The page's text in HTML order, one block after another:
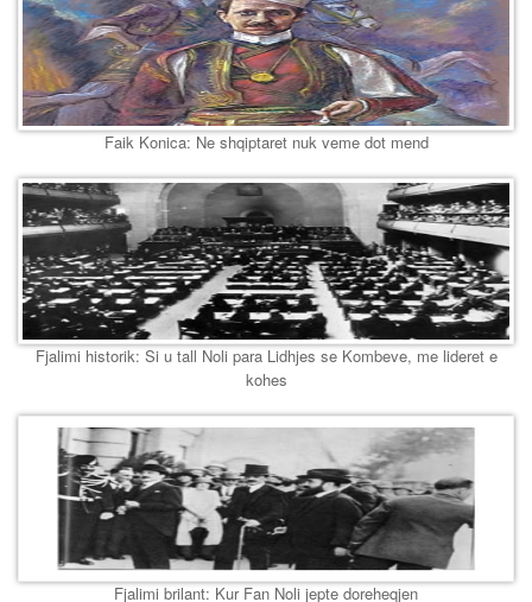
Faik Konica: Ne shqiptaret nuk veme dot mend
Fjalimi historik: Si u tall Noli para Lidhjes se Kombeve, me lideret e
kohes
Fjalimi brilant: Kur Fan Noli jepte doreheqjen